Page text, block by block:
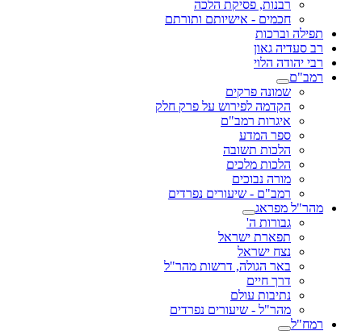
רבנות, פסיקת הלכה
חכמים - אישיותם ותורתם
תפילה וברכות
רב סעדיה גאון
רבי יהודה הלוי
רמב"ם
שמונה פרקים
הקדמה לפירוש על פרק חלק
איגרות רמב"ם
ספר המדע
הלכות תשובה
הלכות מלכים
מורה נבוכים
רמב"ם - שיעורים נפרדים
מהר"ל מפראג
גבורות ה'
תפארת ישראל
נצח ישראל
באר הגולה, דרשות מהר"ל
דרך חיים
נתיבות עולם
מהר"ל - שיעורים נפרדים
רמח"ל